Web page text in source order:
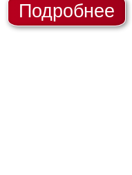
Подробнее